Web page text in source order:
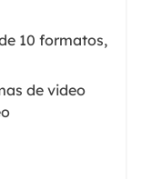
10 formatos,
de video